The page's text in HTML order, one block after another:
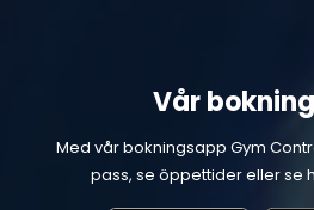
Vår
Med vår bokningsapp Gym
pass, se öppettider eller se